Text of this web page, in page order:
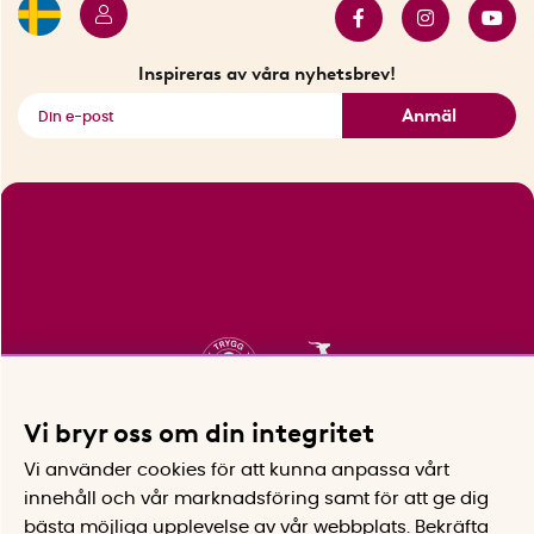
Inspireras av våra nyhetsbrev!
Anmäl
Vi bryr oss om din integritet
Vi använder cookies för att kunna anpassa vårt
innehåll och vår marknadsföring samt för att ge dig
bästa möjliga upplevelse av vår webbplats.
Bekräfta